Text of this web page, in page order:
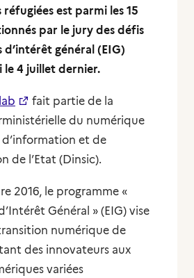
réfugiées est parmi les 15
par le jury des défis
général (EIG)
le 4 juillet dernier.
fait partie de la
du numérique
et de
de l’Etat (Dinsic).
2016, le programme «
Général » (EIG) vise
numérique de
des innovateurs aux
variées